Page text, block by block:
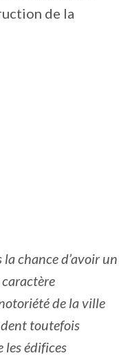
de la
chance d’avoir un
de la ville
toutefois
les édifices